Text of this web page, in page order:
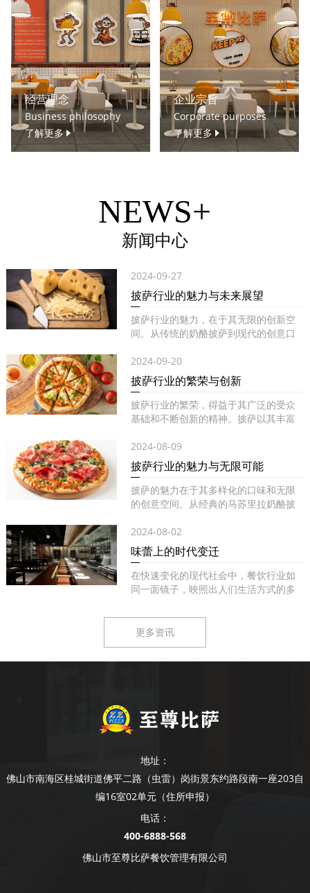
经营理念
Business philosophy
了解更多
企业宗旨
Corporate purposes
了解更多
NEWS+
新闻中心
2024-09-27
披萨行业的魅力与未来展望
披萨行业的魅力，在于其无限的创新空
间。从传统的奶酪披萨到现代的创意口
2024-09-20
披萨行业的繁荣与创新
披萨行业的繁荣，得益于其广泛的受众
基础和不断创新的精神。披萨以其丰富
2024-08-09
披萨行业的魅力与无限可能
披萨的魅力在于其多样化的口味和无限
的创意空间。从经典的马苏里拉奶酪披
2024-08-02
味蕾上的时代变迁
在快速变化的现代社会中，餐饮行业如
同一面镜子，映照出人们生活方式的多
更多资讯
地址：
佛山市南海区桂城街道佛平二路（虫雷）岗街景东约路段南一座203自
编16室02单元（住所申报）
电话：
400-6888-568
佛山市至尊比萨餐饮管理有限公司